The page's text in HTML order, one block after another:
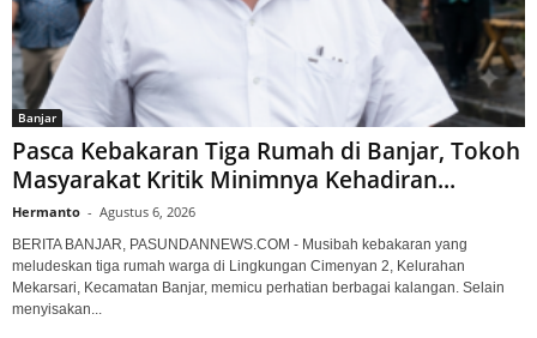
Banjar
Pasca Kebakaran Tiga Rumah di Banjar, Tokoh
Masyarakat Kritik Minimnya Kehadiran...
Hermanto - Agustus 6, 2026
BERITA BANJAR, PASUNDANNEWS.COM - Musibah kebakaran yang
meludeskan tiga rumah warga di Lingkungan Cimenyan 2, Kelurahan
Mekarsari, Kecamatan Banjar, memicu perhatian berbagai kalangan. Selain
menyisakan...